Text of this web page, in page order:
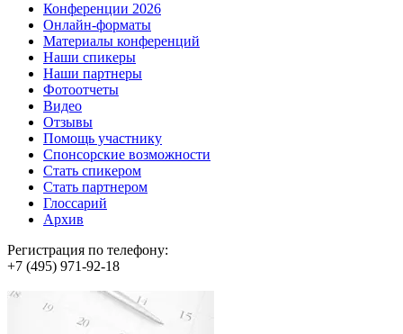
Конференции 2026
Онлайн-форматы
Материалы конференций
Наши спикеры
Наши партнеры
Фотоотчеты
Видео
Отзывы
Помощь участнику
Спонсорские возможности
Стать спикером
Стать партнером
Глоссарий
Архив
Регистрация по телефону:
+7 (495) 971-92-18